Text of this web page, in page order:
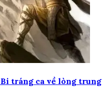
tráng ca về lòng trung